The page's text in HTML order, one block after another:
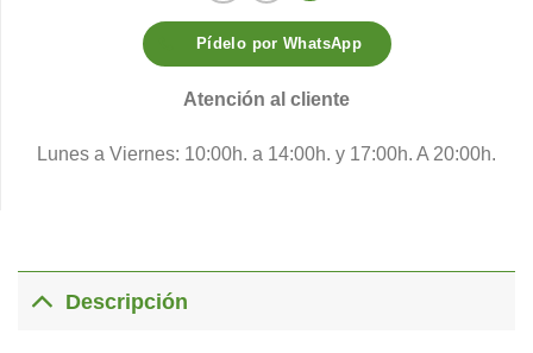
Pídelo por WhatsApp
Atención al cliente
Lunes a Viernes: 10:00h. a 14:00h. y 17:00h. A 20:00h.
Descripción